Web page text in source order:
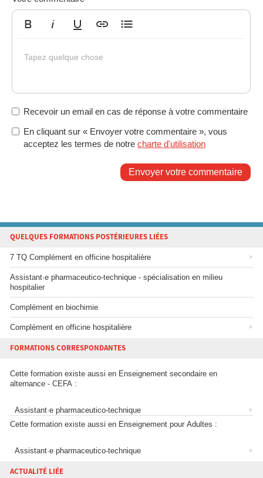
Tapez quelque chose
Recevoir un email en cas de réponse à votre commentaire
En cliquant sur « Envoyer votre commentaire », vous
acceptez les termes de notre charte d'utilisation
Envoyer votre commentaire
QUELQUES FORMATIONS POSTÉRIEURES LIÉES
7 TQ Complément en officine hospitalière
Assistant·e pharmaceutico-technique - spécialisation en milieu
hospitalier
Complément en biochimie
Complément en officine hospitalière
FORMATIONS CORRESPONDANTES
Cette formation existe aussi en Enseignement secondaire en
alternance - CEFA :
Assistant·e pharmaceutico-technique
Cette formation existe aussi en Enseignement pour Adultes :
Assistant·e pharmaceutico-technique
ACTUALITÉ LIÉE